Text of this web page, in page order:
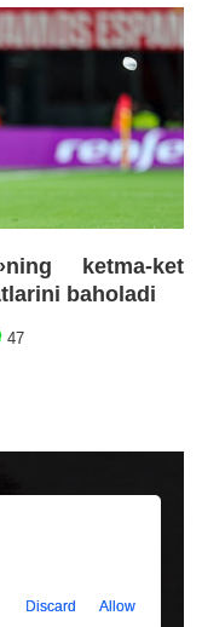
ketma-ket
baholadi
47
Discard Allow